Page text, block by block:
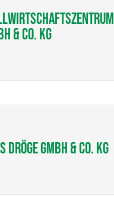
& Co. KG
GmbH & Co. KG